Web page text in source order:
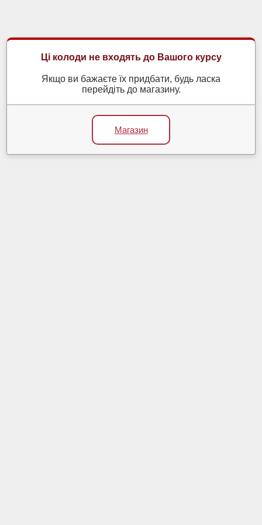
Ці колоди не входять до Вашого курсу
Якщо ви бажаєте їх придбати, будь ласка
перейдіть до магазину.
Магазин